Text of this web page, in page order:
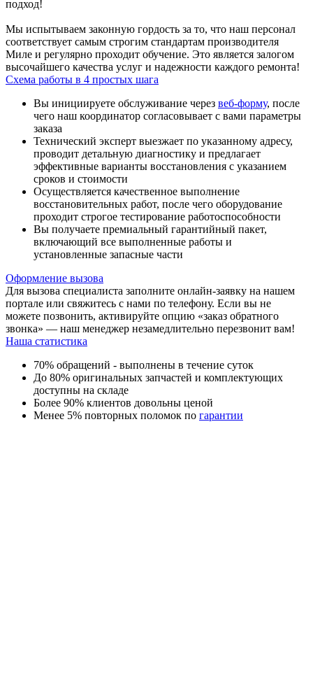
подход!
Мы испытываем законную гордость за то, что наш персонал
соответствует самым строгим стандартам производителя
Миле и регулярно проходит обучение. Это является залогом
высочайшего качества услуг и надежности каждого ремонта!
Схема работы в 4 простых шага
Вы инициируете обслуживание через веб-форму, после
чего наш координатор согласовывает с вами параметры
заказа
Технический эксперт выезжает по указанному адресу,
проводит детальную диагностику и предлагает
эффективные варианты восстановления с указанием
сроков и стоимости
Осуществляется качественное выполнение
восстановительных работ, после чего оборудование
проходит строгое тестирование работоспособности
Вы получаете премиальный гарантийный пакет,
включающий все выполненные работы и
установленные запасные части
Оформление вызова
Для вызова специалиста заполните онлайн-заявку на нашем
портале или свяжитесь с нами по телефону. Если вы не
можете позвонить, активируйте опцию «заказ обратного
звонка» — наш менеджер незамедлительно перезвонит вам!
Наша статистика
70% обращений - выполнены в течение суток
До 80% оригинальных запчастей и комплектующих
доступны на складе
Более 90% клиентов довольны ценой
Менее 5% повторных поломок по гарантии